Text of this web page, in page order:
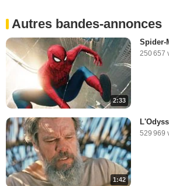
Autres bandes-annonces
2:33
Spider-
250 657
1:42
529 969